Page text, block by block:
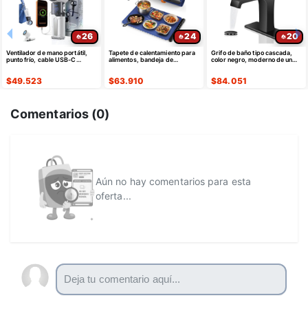
26
Ventilador de mano portátil,
punto frío, cable USB-C
$49.523
24
Tapete de calentamiento para
alimentos, bandeja de
$63.910
20
Grifo de baño tipo cascada,
color negro, moderno de un
$84.051
Comentarios (0)
Aún no hay comentarios para esta
oferta...